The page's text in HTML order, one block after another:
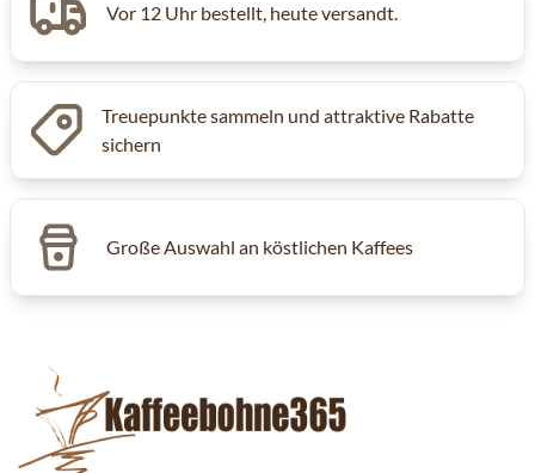
Vor 12 Uhr bestellt, heute versandt.
Treuepunkte sammeln und attraktive Rabatte
sichern
Große Auswahl an köstlichen Kaffees